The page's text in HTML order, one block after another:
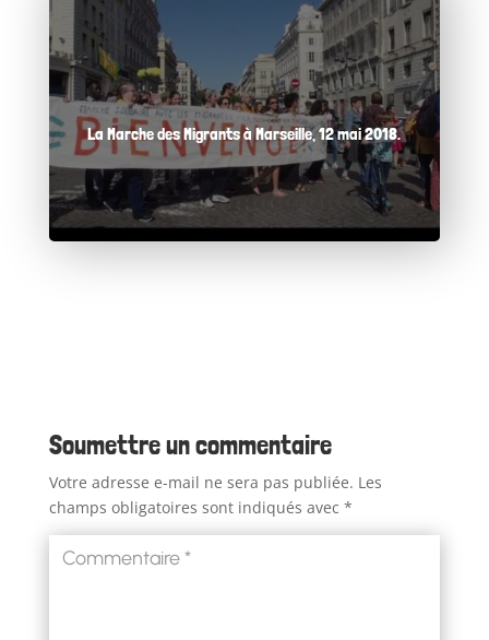
La Marche des Migrants à Marseille, 12 mai 2018.
Soumettre un commentaire
Votre adresse e-mail ne sera pas publiée. Les
champs obligatoires sont indiqués avec *